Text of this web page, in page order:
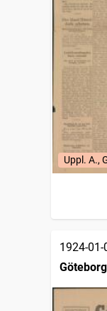
Uppl. A.,
1924-01-